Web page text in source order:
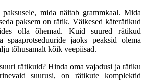
mida näitab grammkaal. Mida
paksem on rätik. Väikesed käterätikud
olla õhemad. Kuid suured rätikud
spaaprotseduuride jaoks peaksid olema
tõhusamalt kõik veepiisad.
rätikuid? Hinda oma vajadusi ja rätiku
suurusi, on rätikute komplektid